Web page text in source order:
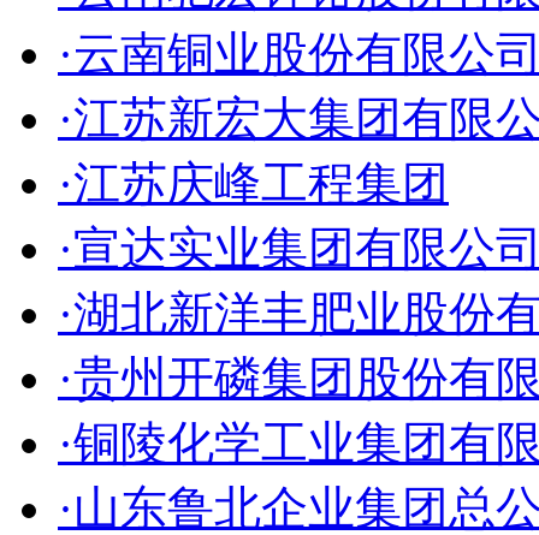
·云南铜业股份有限公
·江苏新宏大集团有限
·江苏庆峰工程集团
·宣达实业集团有限公
·湖北新洋丰肥业股份
·贵州开磷集团股份有
·铜陵化学工业集团有
·山东鲁北企业集团总